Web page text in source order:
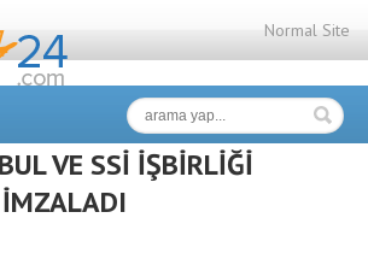
Normal Site
VE SSİ İŞBİRLİĞİ